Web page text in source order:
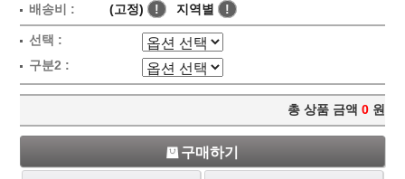
배송비 : (고정) ! 지역별 !
선택 :
구분2 :
총 상품 금액 0 원
구매하기